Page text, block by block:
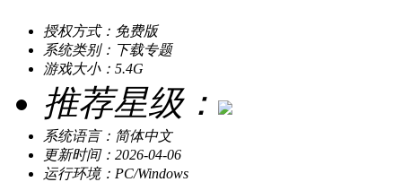
授权方式：免费版
系统类别：下载专题
游戏大小：5.4G
推荐星级：
系统语言：简体中文
更新时间：2026-04-06
运行环境：PC/Windows